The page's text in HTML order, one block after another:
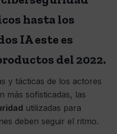
hasta los
IA este es
del 2022.
y tácticas de los actores
más sofisticadas, las
utilizadas para
deben seguir el ritmo.